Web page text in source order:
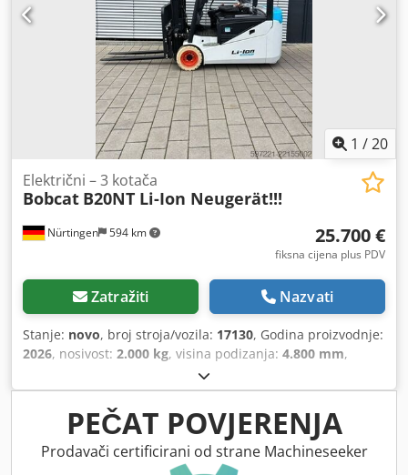
1 /20
Nürtingen 594 km
Električni – 3 kotača
Bobcat B20NT Li-Ion Neugerät!!!
25.700 €
fiksna cijena plus PDV
Zatražiti Nazvati
Stanje: novo, broj stroja/vozila: 17130, Godina proizvodnje:
2026, nosivost: 2.000 kg, visina podizanja: 4.800 mm,
, težište tereta:
goriva:električni, vrsta jarbola:triplex, građevinska visina:
2.215 mm , napon baterije: 51,2 V, duljina vilica:1.200 mm
veličina prednje gume:
200/50-10 non-marking
, veličina
stražnje gume:16x6-8 non marking, ukupna masa:3.790
, 5174822 Serijski broj: OBA07-000027 Credjzfd D Iepfx
PEČAT POVJERENJA
Prodavači certificirani od strane Machineseeker